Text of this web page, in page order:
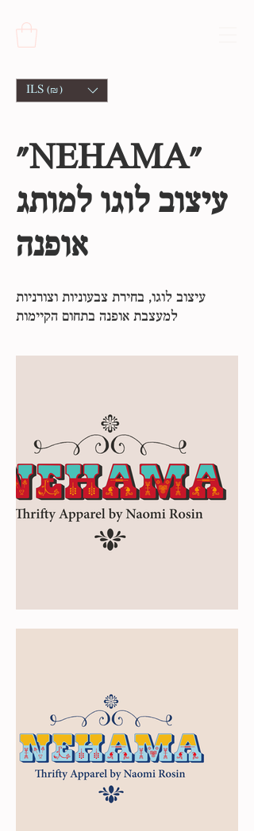
ILS (₪)
"NEHAMA"
עיצוב לוגו למותג
אופנה
עיצוב לוגו, בחירת צבעוניות וצורניות
למעצבת אופנה בתחום הקיימות